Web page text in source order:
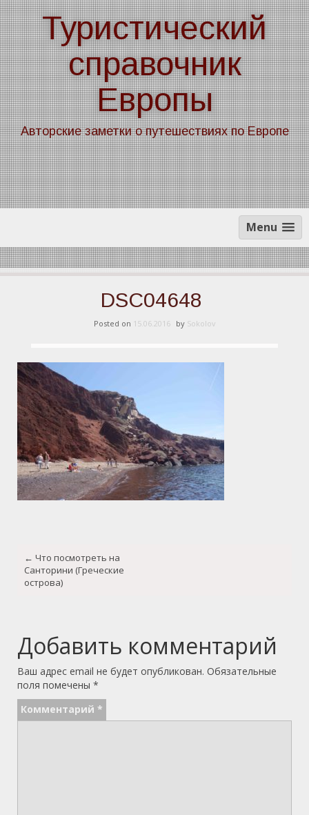
Skip
to
content
Туристический
справочник
Европы
Авторские заметки о путешествиях по Европе
Menu
DSC04648
Posted on 15.06.2016 by Sokolov
navigation
← Что посмотреть на
Санторини (Греческие
острова)
Добавить комментарий
Ваш адрес email не будет опубликован. Обязательные
поля помечены *
Комментарий *